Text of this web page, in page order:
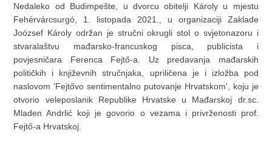
Nedaleko od Budimpešte, u dvorcu obitelji Károly u mjestu
Fehérvárcsurgó, 1. listopada 2021., u organizaciji Zaklade
Joózsef Károly održan je stručni okrugli stol o svjetonazoru i
stvaralaštvu mađarsko-francuskog pisca, publicista i
povjesničara Ferenca Fejtő-a. Uz predavanja mađarskih
političkih i književnih stručnjaka, upriličena je i izložba pod
naslovom 'Fejtővo sentimentalno putovanje Hrvatskom', koju je
otvorio veleposlanik Republike Hrvatske u Mađarskoj dr.sc.
Mladen Andrlić koji je govorio o vezama i privrženosti prof.
Fejtő-a Hrvatskoj.